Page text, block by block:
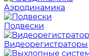
Аэродинамика
Подвески
Видеорегистраторы